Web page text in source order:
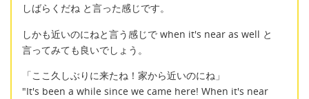
しばらくだね と言った感じです。
しかも近いのにねと言う感じで when it's near as well と
言ってみても良いでしょう。
「ここ久しぶりに来たね！家から近いのにね」
"It's been a while since we came here! When it's near